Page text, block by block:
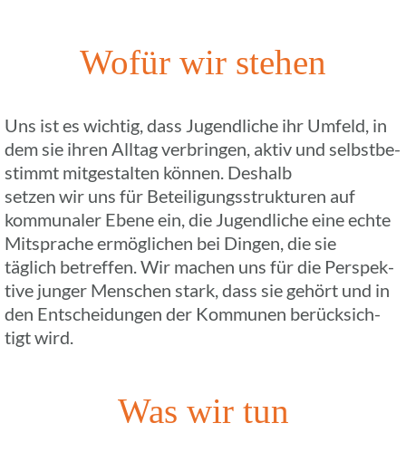
Wofür wir stehen
Uns ist es wichtig, dass Jugend­li­che ihr Umfeld, in
dem sie ihren Alltag verbrin­gen, aktiv und selbst­be­
stimmt mitge­stal­ten können. Deshalb
setzen wir uns für Betei­li­gungs­struk­tu­ren auf
kommu­na­ler Ebene ein, die Jugend­li­che eine echte
Mitspra­che ermög­li­chen bei Dingen, die sie
täglich betref­fen. Wir machen uns für die Perspek­
tive junger Menschen stark, dass sie gehört und in
den Entschei­dun­gen der Kommu­nen berück­sich­
tigt wird.
Was wir tun